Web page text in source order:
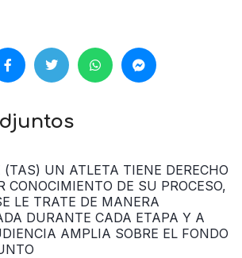
(TAS) UN ATLETA TIENE DERECHO
CONOCIMIENTO DE SU PROCESO,
LE TRATE DE MANERA
DURANTE CADA ETAPA Y A
AMPLIA SOBRE EL FONDO